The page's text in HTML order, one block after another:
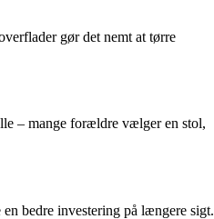
gør det nemt at tørre
– mange forældre vælger en stol,
bedre investering på længere sigt.